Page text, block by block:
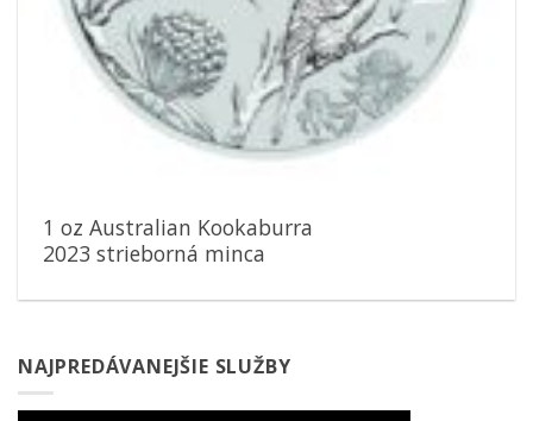
1 oz Australian Kookaburra
2023 strieborná minca
NAJPREDÁVANEJŠIE SLUŽBY